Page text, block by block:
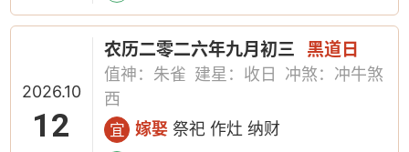
2026.10
12
农历二零二六年九月初三 黑道日
值神：朱雀 建星：收日
冲煞：冲牛煞
西
宜 嫁娶 祭祀 作灶 纳财